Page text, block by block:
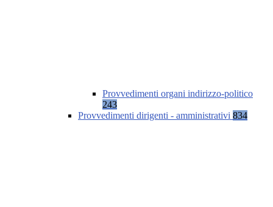
Provvedimenti organi indirizzo-politico
243
Provvedimenti dirigenti - amministrativi 834